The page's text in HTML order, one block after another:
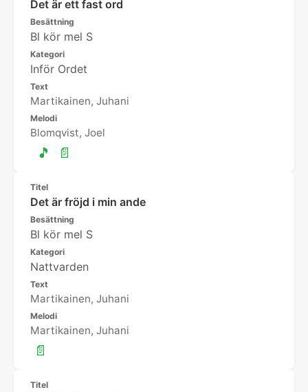
Det är ett fast ord
Besättning
Bl kör mel S
Kategori
Inför Ordet
Text
Martikainen, Juhani
Melodi
Blomqvist, Joel
🎵 📄
Titel
Det är fröjd i min ande
Besättning
Bl kör mel S
Kategori
Nattvarden
Text
Martikainen, Juhani
Melodi
Martikainen, Juhani
📄
Titel